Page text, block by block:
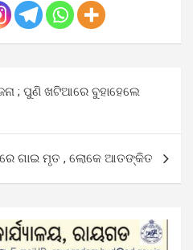
; ପୁଣି ଖଟିଆରେ ବୁହାହେଲେ
ଗାଇ ମୃତ , ଲୋକେ ଆତଙ୍କିତ